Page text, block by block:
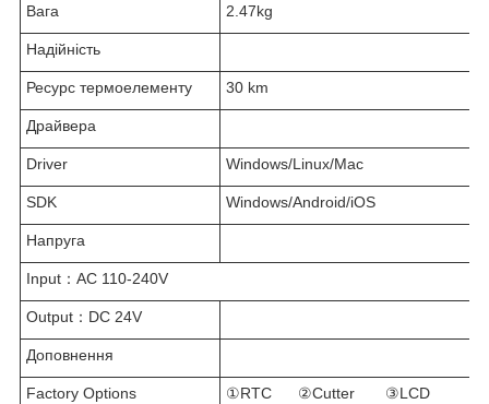
Вага 2.47kg
Надійність
Ресурс термоелементу 30 km
Драйвера
Driver Windows/Linux/Mac
SDK Windows/Android/iOS
Напруга
Input：AC 110-240V
Output：DC 24V
Доповнення
Factory Options
①RTC ②Cutter ③LCD